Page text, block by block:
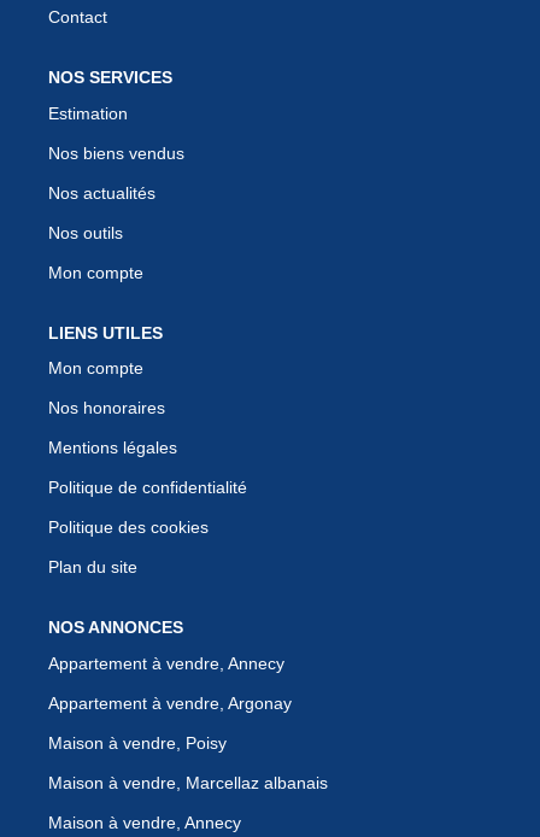
Contact
NOS SERVICES
Estimation
Nos biens vendus
Nos actualités
Nos outils
Mon compte
LIENS UTILES
Mon compte
Nos honoraires
Mentions légales
Politique de confidentialité
Politique des cookies
Plan du site
NOS ANNONCES
Appartement à vendre, Annecy
Appartement à vendre, Argonay
Maison à vendre, Poisy
Maison à vendre, Marcellaz albanais
Maison à vendre, Annecy